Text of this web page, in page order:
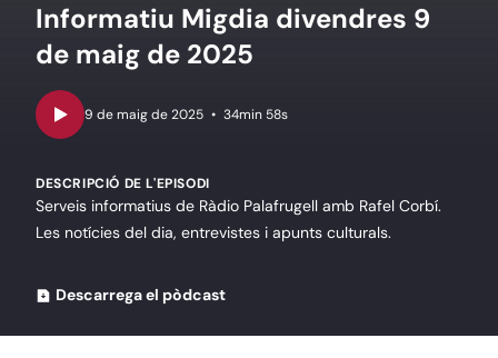
Informatiu Migdia divendres 9
de maig de 2025
• 34min 58s
DESCRIPCIÓ DE L'EPISODI
Serveis informatius de Ràdio Palafrugell amb Rafel Corbí.
Les notícies del dia, entrevistes i apunts culturals.
Descarrega el pòdcast